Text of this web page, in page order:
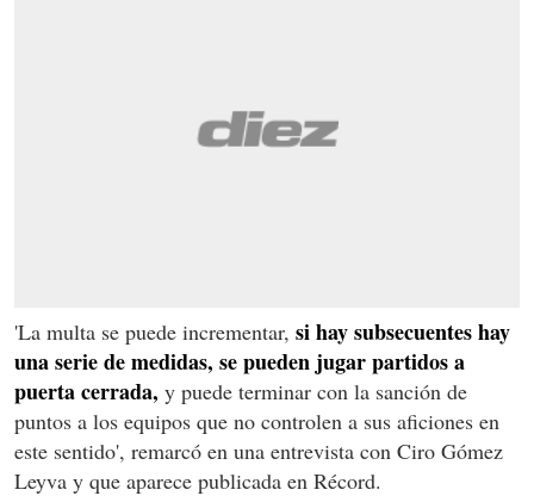
'La multa se puede incrementar, si hay subsecuentes hay
una serie de medidas, se pueden jugar partidos a
puerta cerrada, y puede terminar con la sanción de
puntos a los equipos que no controlen a sus aficiones en
este sentido', remarcó en una entrevista con Ciro Gómez
Leyva y que aparece publicada en Récord.